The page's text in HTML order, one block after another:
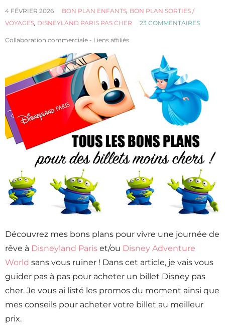
4 FÉVRIER 2026 BON PLAN ENFANTS, BON PLAN SORTIES /
VOYAGES, DISNEYLAND PARIS PAS CHER 23 COMMENTAIRES
Collaboration commerciale - Liens affiliés
Découvrez mes bons plans pour vivre une journée de
rêve à Disneyland Paris et/ou Disney Adventure
World sans vous ruiner ! Dans cet article, je vais vous
guider pas à pas pour acheter un billet Disney pas
cher. Je vous ai listé les promos du moment ainsi que
mes conseils pour acheter votre billet au meilleur
prix.